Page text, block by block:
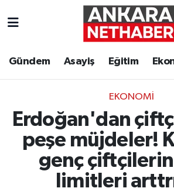
Gündem Asayiş Eğitim
EKONOMI
Erdoğan'dan
peşe müjdeler!
genç
limitleri
Ekonomi
Gündem
Ankara Hava Durumu
Tüm Manşetler
Son Dakika Haberleri